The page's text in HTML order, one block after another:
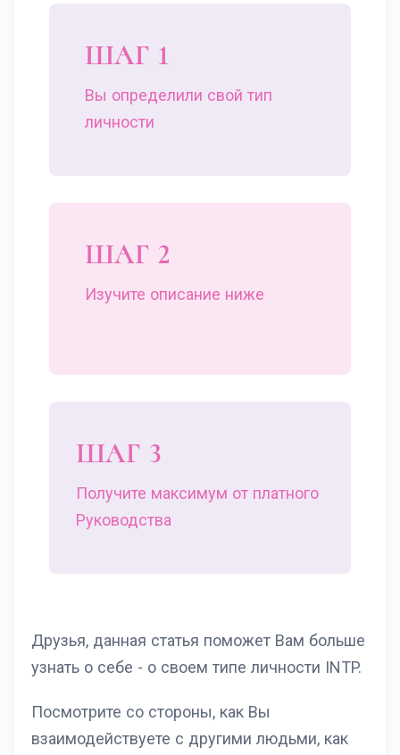
ШАГ 1
Вы определили свой тип
личности
ШАГ 2
Изучите описание ниже
ШАГ 3
Получите максимум от платного
Руководства
Друзья, данная статья поможет Вам больше
узнать о себе - о своем типе личности INTP.
Посмотрите со стороны, как Вы
взаимодействуете с другими людьми, как